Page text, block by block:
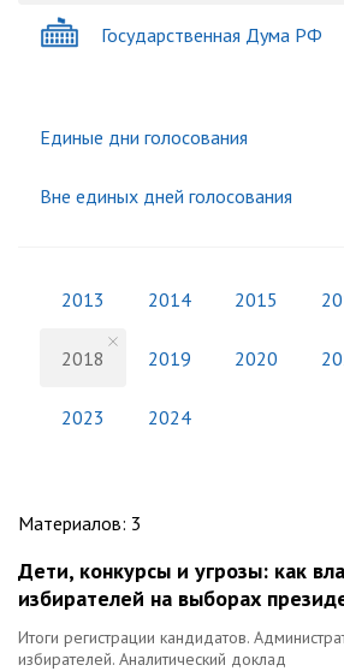
Государственная Дума РФ
Единые дни голосования
Вне единых дней голосования
2013 2014 2015
2018 2019 2020
2023 2024
Материалов: 3
Дети, конкурсы и угрозы: как
избирателей на выборах
Итоги регистрации кандидатов.
избирателей. Аналитический доклад